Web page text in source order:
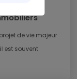
de vie majeur
est souvent